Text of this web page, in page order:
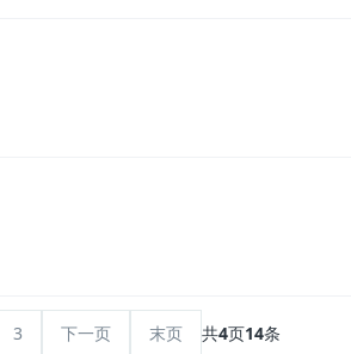
3 下一页 末页 共4页14条